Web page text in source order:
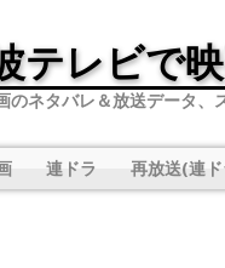
テレビで
のネタバレ＆放送データ、
連ドラ 再放送(連